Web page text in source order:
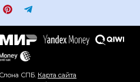
СПБ. Карта сайта